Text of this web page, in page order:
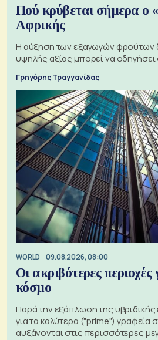
Πού κρύβεται σήμερα ο
Αφρικής
Η αύξηση των εξαγωγών φρούτων
υψηλής αξίας μπορεί να οδηγήσει
Γρηγόρης Τραγγανίδας
WORLD 09.08.2026, 08:00
Οι ακριβότερες
κόσμο
Παρά την εξάπλωση της υβριδικής
για τα καλύτερα ("prime") γραφεία
αυξάνονται στις περισσότερες